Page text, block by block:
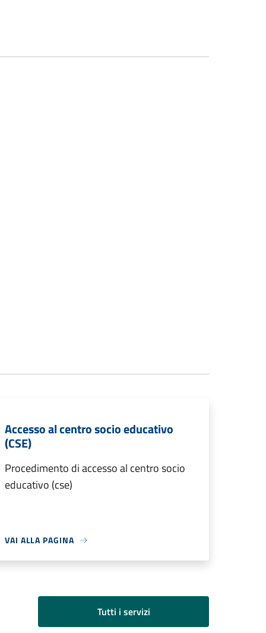
Accesso al centro socio educativo
(CSE)
Procedimento di accesso al centro socio
educativo (cse)
VAI ALLA PAGINA
Tutti i servizi